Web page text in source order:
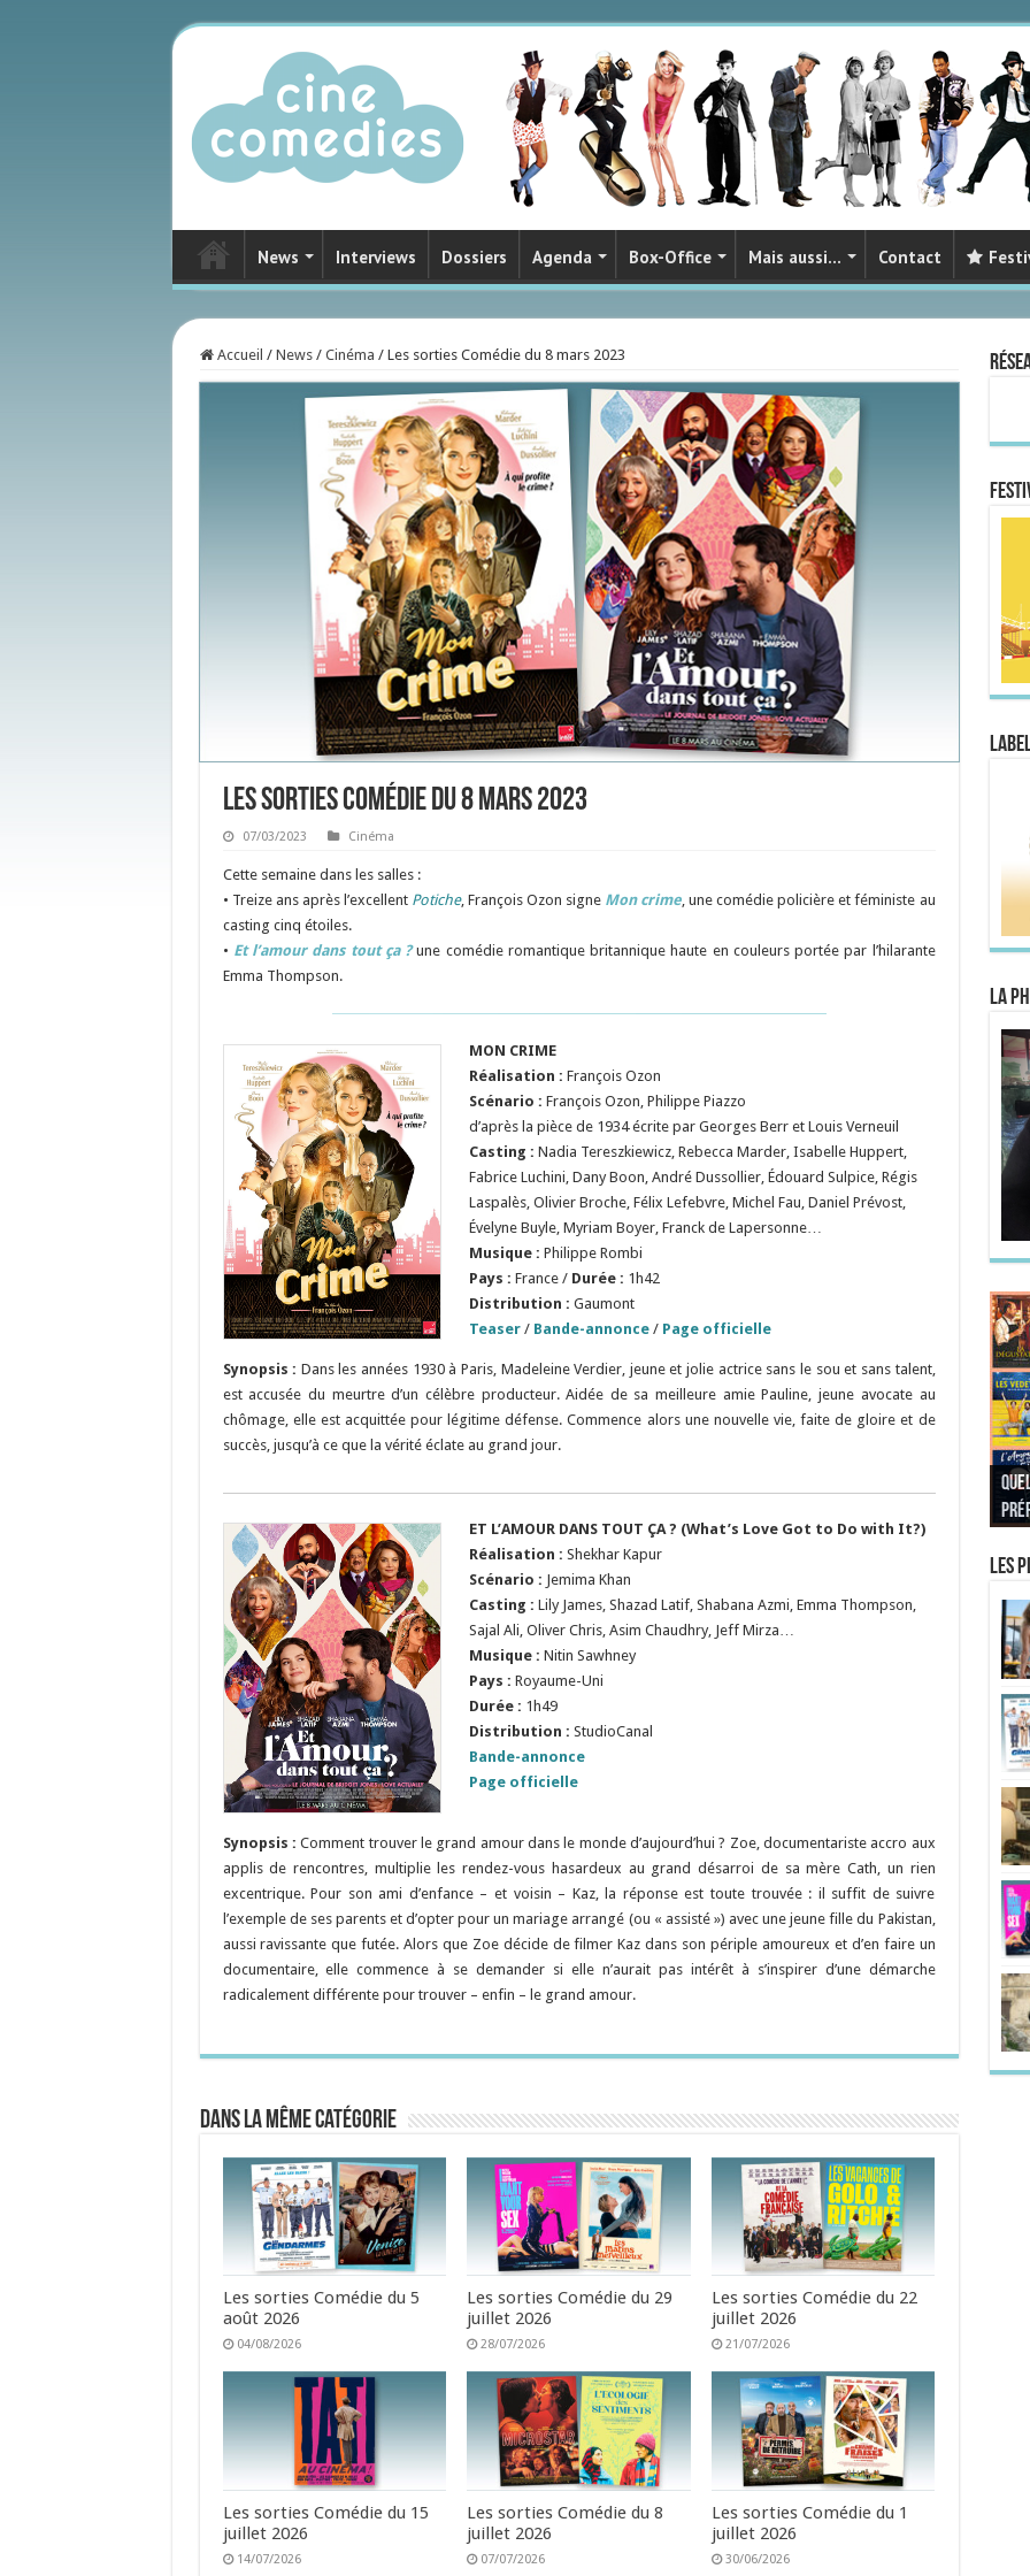
News Interviews Dossiers Agenda Box-Office Mais aussi… Contact
Accueil / News / Cinéma / Les sorties Comédie du 8 mars 2023
Les sorties Comédie du 8 mars 2023
07/03/2023 Cinéma
Cette semaine dans les salles :
• Treize ans après l’excellent Potiche, François Ozon signe Mon crime, une comédie policière et féministe au
casting cinq étoiles.
• Et l’amour dans tout ça ?une comédie romantique britannique haute en couleurs portée par l’hilarante
Emma Thompson.
MON CRIME
Réalisation :François Ozon
Scénario:François Ozon, Philippe Piazzo
d’après la pièce de 1934 écrite par Georges Berr et Louis Verneuil
Casting :Nadia Tereszkiewicz, Rebecca Marder, Isabelle Huppert,
Fabrice Luchini, Dany Boon, André Dussollier, Édouard Sulpice, Régis
Laspalès, Olivier Broche, Félix Lefebvre, Michel Fau, Daniel Prévost,
Évelyne Buyle, Myriam Boyer, Franck de Lapersonne…
Musique : Philippe Rombi
Pays : France / Durée : 1h42
Distribution : Gaumont
Teaser / Bande-annonce / Page officielle
Synopsis : Dans les années 1930 à Paris, Madeleine Verdier, jeune et jolie actrice sans le sou et sans talent,
est accusée du meurtre d’un célèbre producteur. Aidée de sa meilleure amie Pauline, jeune avocate au
chômage, elle est acquittée pour légitime défense. Commence alors une nouvelle vie, faite de gloire et de
succès, jusqu’à ce que la vérité éclate au grand jour.
ET L’AMOUR DANS TOUT ÇA ? (What’s Love Got to Do with It?)
Réalisation :Shekhar Kapur
Scénario : Jemima Khan
Casting :Lily James, Shazad Latif, Shabana Azmi, Emma Thompson,
Sajal Ali, Oliver Chris, Asim Chaudhry, Jeff Mirza…
Musique : Nitin Sawhney
Pays : Royaume-Uni
Durée : 1h49
Distribution : StudioCanal
Bande-annonce
Page officielle
Synopsis :Comment trouver le grand amour dans le monde d’aujourd’hui ? Zoe, documentariste accro aux
applis de rencontres, multiplie les rendez-vous hasardeux au grand désarroi de sa mère Cath, un rien
excentrique. Pour son ami d’enfance – et voisin – Kaz, la réponse est toute trouvée : il suffit de suivre
l’exemple de ses parents et d’opter pour un mariage arrangé (ou « assisté ») avec une jeune fille du Pakistan,
aussi ravissante que futée. Alors que Zoe décide de filmer Kaz dans son périple amoureux et d’en faire un
documentaire, elle commence à se demander si elle n’aurait pas intérêt à s’inspirer d’une démarche
radicalement différente pour trouver – enfin – le grand amour.
Dans la même catégorie
Les sorties Comédie du 5
août 2026
04/08/2026
Les sorties Comédie du 29
juillet 2026
28/07/2026
Les sorties Comédie du 22
juillet 2026
21/07/2026
Les sorties Comédie du 15
juillet 2026
14/07/2026
Les sorties Comédie du 8
juillet 2026
07/07/2026
Les sorties Comédie du 1
juillet 2026
30/06/2026
La
Les